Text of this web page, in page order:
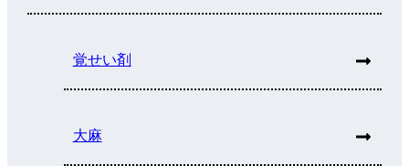
覚せい剤
大麻